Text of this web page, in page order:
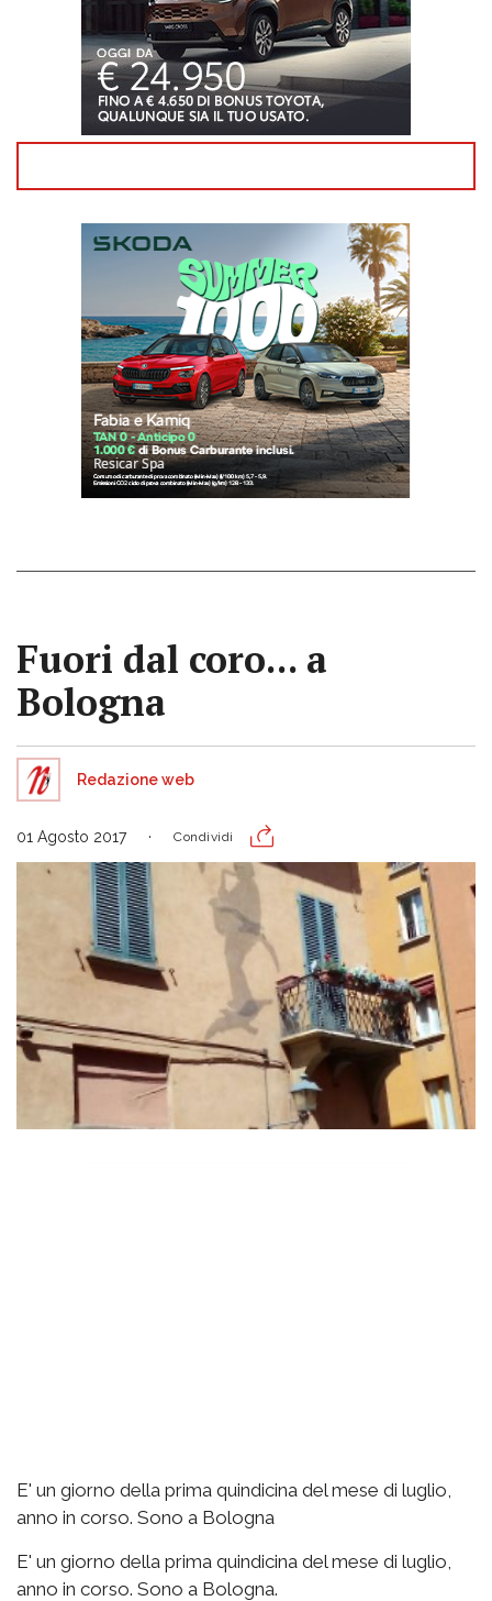
Fuori dal coro... a
Bologna
Redazione web
01 Agosto 2017 Condividi
E' un giorno della prima quindicina del mese di luglio,
anno in corso. Sono a Bologna
E' un giorno della prima quindicina del mese di luglio,
anno in corso. Sono a Bologna.